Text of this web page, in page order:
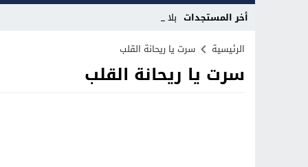
أخر المستجدات بلاغ ا_
Stop
Previous
الرئيسية سرت يا ريحانة القلب
سرت يا ريحانة القلب